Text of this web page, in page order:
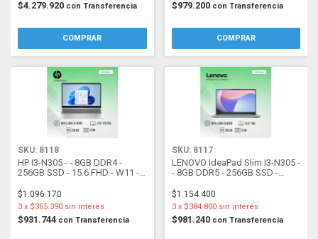
$4.279.920 con Transferencia $979.200 con Transferencia
SKU: 8118
HP I3-N305 - - 8GB DDR4 -
256GB SSD - 15.6 FHD - W11 -
$1.096.170
$931.744 con Transferencia
3 x $365.390 sin interés
SKU: 8117
LENOVO IdeaPad Slim I3-N305 -
- 8GB DDR5 - 256GB SSD -
$1.154.400
$981.240 con Transferencia
3 x $384.800 sin interés